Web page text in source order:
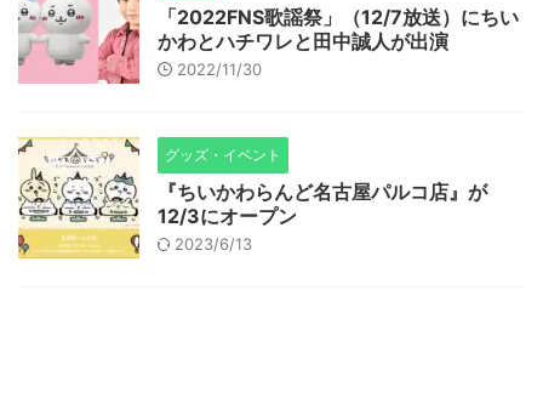
「2022FNS歌謡祭」（12/7放送）にちい
かわとハチワレと田中誠人が出演
2022/11/30
グッズ・イベント
『ちいかわらんど名古屋パルコ店』が
12/3にオープン
2023/6/13